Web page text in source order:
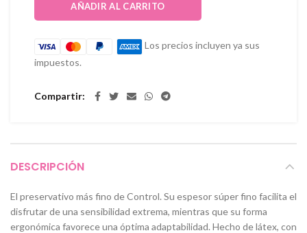
AÑADIR AL CARRITO
Los precios incluyen ya sus
impuestos.
Compartir
DESCRIPCIÓN
El preservativo más fino de Control. Su espesor súper fino facilita el
disfrutar de una sensibilidad extrema, mientras que su forma
ergonómica favorece una óptima adaptabilidad. Hecho de látex, con